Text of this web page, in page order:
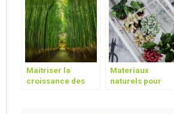
un petit budget ?
Maitriser la
croissance des
Materiaux
naturels pour